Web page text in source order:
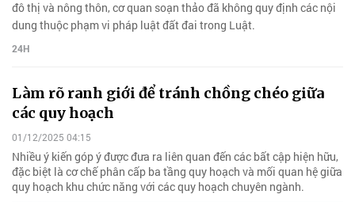
đô thị và nông thôn, cơ quan soạn thảo đã không quy định các nội
dung thuộc phạm vi pháp luật đất đai trong Luật.
24H
Làm rõ ranh giới để tránh chồng chéo giữa
các quy hoạch
01/12/2025 04:15
Nhiều ý kiến góp ý được đưa ra liên quan đến các bất cập hiện hữu,
đặc biệt là cơ chế phân cấp ba tầng quy hoạch và mối quan hệ giữa
quy hoạch khu chức năng với các quy hoạch chuyên ngành.